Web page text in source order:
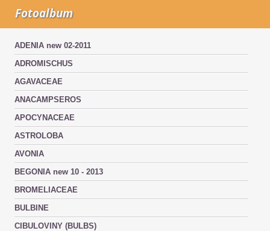
Fotoalbum
ADENIA new 02-2011
ADROMISCHUS
AGAVACEAE
ANACAMPSEROS
APOCYNACEAE
ASTROLOBA
AVONIA
BEGONIA new 10 - 2013
BROMELIACEAE
BULBINE
CIBULOVINY (BULBS)